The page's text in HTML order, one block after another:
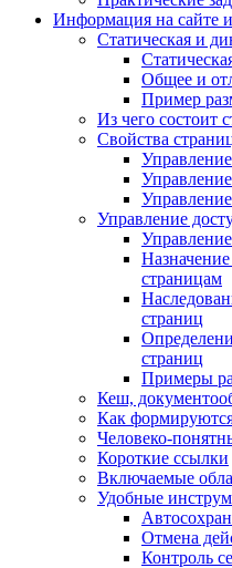
Информация на сайте
Статическая и
Общее и
Пример
Из чего состоит
Свойства
Управление
страницам
страниц
страниц
Примеры
Кеш,
Как
Человеко-
Короткие ссылки
Включаемые
Удобные
Отмена
Контроль